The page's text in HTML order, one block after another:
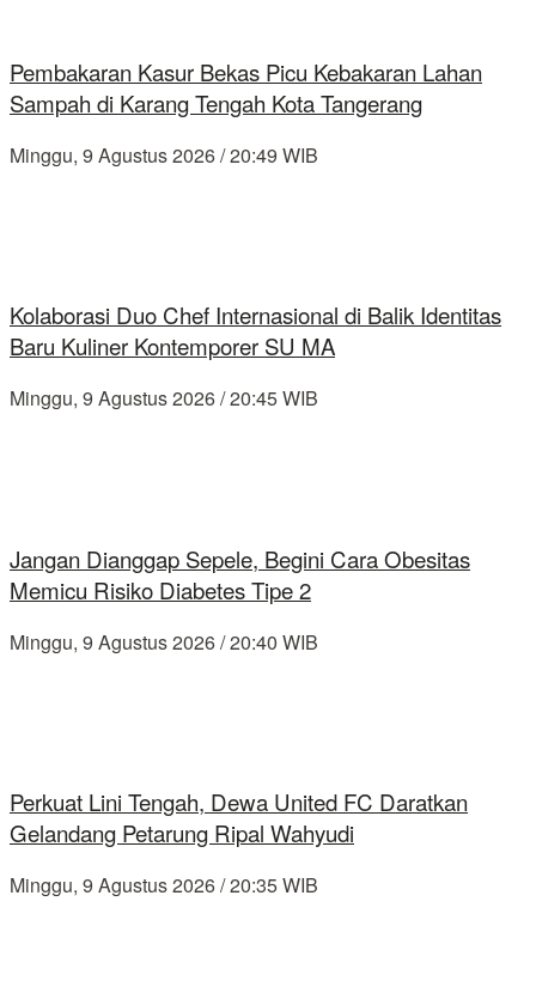
Pembakaran Kasur Bekas Picu Kebakaran Lahan
Sampah di Karang Tengah Kota Tangerang
Minggu, 9 Agustus 2026 / 20:49 WIB
Kolaborasi Duo Chef Internasional di Balik Identitas
Baru Kuliner Kontemporer SU MA
Minggu, 9 Agustus 2026 / 20:45 WIB
Jangan Dianggap Sepele, Begini Cara Obesitas
Memicu Risiko Diabetes Tipe 2
Minggu, 9 Agustus 2026 / 20:40 WIB
Perkuat Lini Tengah, Dewa United FC Daratkan
Gelandang Petarung Ripal Wahyudi
Minggu, 9 Agustus 2026 / 20:35 WIB